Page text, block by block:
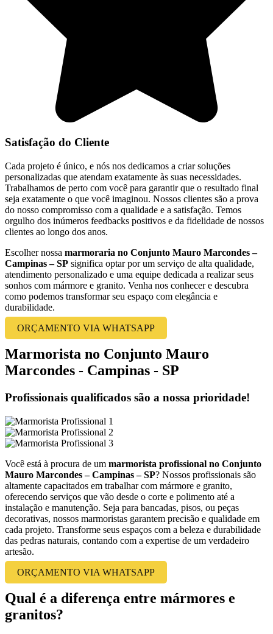
Satisfação do Cliente
Cada projeto é único, e nós nos dedicamos a criar soluções
personalizadas que atendam exatamente às suas necessidades.
Trabalhamos de perto com você para garantir que o resultado final
seja exatamente o que você imaginou. Nossos clientes são a prova
do nosso compromisso com a qualidade e a satisfação. Temos
orgulho dos inúmeros feedbacks positivos e da fidelidade de nossos
clientes ao longo dos anos.
Escolher nossa marmoraria no Conjunto Mauro Marcondes –
Campinas – SP significa optar por um serviço de alta qualidade,
atendimento personalizado e uma equipe dedicada a realizar seus
sonhos com mármore e granito. Venha nos conhecer e descubra
como podemos transformar seu espaço com elegância e
durabilidade.
ORÇAMENTO VIA WHATSAPP
Marmorista no Conjunto Mauro
Marcondes - Campinas - SP
Profissionais qualificados são a nossa prioridade!
Você está à procura de um marmorista profissional no Conjunto
Mauro Marcondes – Campinas – SP? Nossos profissionais são
altamente capacitados em trabalhar com mármore e granito,
oferecendo serviços que vão desde o corte e polimento até a
instalação e manutenção. Seja para bancadas, pisos, ou peças
decorativas, nossos marmoristas garantem precisão e qualidade em
cada projeto. Transforme seus espaços com a beleza e durabilidade
das pedras naturais, contando com a expertise de um verdadeiro
artesão.
ORÇAMENTO VIA WHATSAPP
Qual é a diferença entre mármores e
granitos?